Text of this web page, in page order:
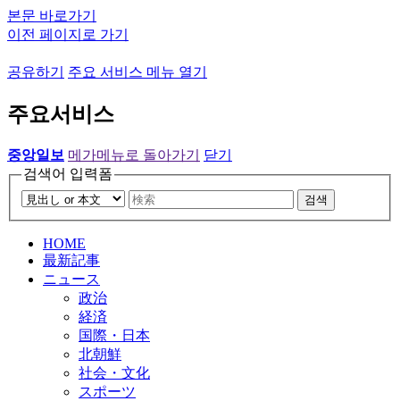
본문 바로가기
이전 페이지로 가기
공유하기 주요 서비스 메뉴 열기
주요서비스
중앙일보 메가메뉴로 돌아가기
닫기
검색어 입력폼
검색
HOME
最新記事
ニュース
政治
経済
国際・日本
北朝鮮
社会・文化
スポーツ